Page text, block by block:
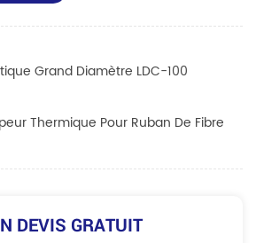
Grand Diamètre LDC-100
Thermique Pour Ruban De Fibre
DEVIS GRATUIT